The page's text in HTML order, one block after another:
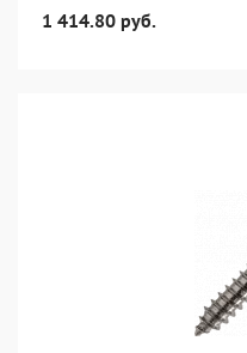
1 414.80 руб.